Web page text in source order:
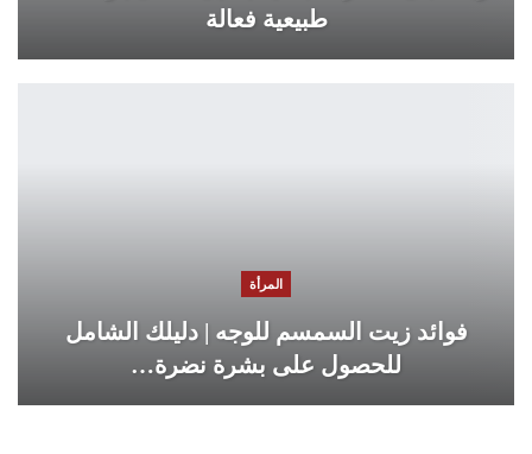
طبيعية فعالة
المرأة
فوائد زيت السمسم للوجه | دليلك الشامل
للحصول على بشرة نضرة…